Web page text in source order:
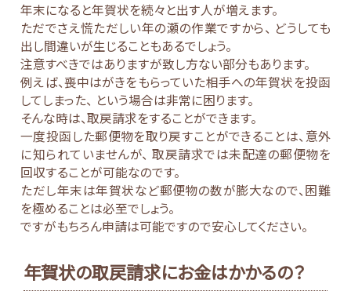
年末になると年賀状を続々と出す人が増えます。
ただでさえ慌ただしい年の瀬の作業ですから、 どうしても
出し間違いが生じることもあるでしょう。
注意すべきではありますが致し方ない部分もあります。
例えば、喪中はがきをもらっていた相手への年賀状を投函
してしまった、 という場合は非常に困ります。
そんな時は、取戻請求をすることができます。
一度投函した郵便物を取り戻すことができることは、意外
に知られていませんが、 取戻請求では未配達の郵便物を
回収することが可能なのです。
ただし年末は年賀状など郵便物の数が膨大なので、困難
を極めることは必至でしょう。
ですがもちろん申請は可能ですので安心してください。
年賀状の取戻請求にお金はかかるの？